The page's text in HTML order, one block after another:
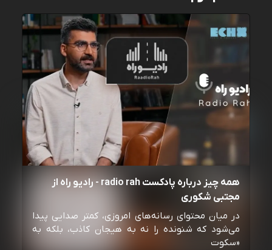
همه چیز درباره پادکست radio rah - رادیو راه از
مجتبی شکوری
در میان محتوای رسانه‌های امروزی، کمتر صدایی پیدا
می‌شود که شنونده را نه به هیجان کاذب، بلکه به
«سکوت